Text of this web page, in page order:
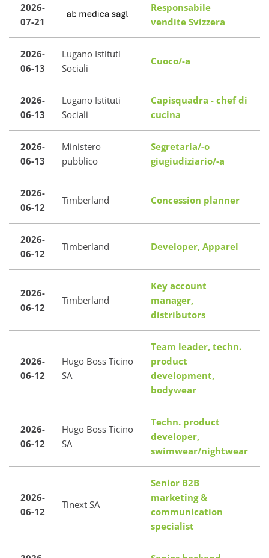
2026-
07-21
Responsabile
vendite Svizzera
2026-
06-13
Lugano Istituti
Sociali
Cuoco/-a
2026-
06-13
Lugano Istituti
Sociali
Capisquadra - chef di
cucina
2026-
06-13
Ministero
pubblico
Segretaria/-o
giugiudiziario/-a
2026-
06-12
Timberland Concession planner
2026-
06-12
Timberland Developer, Apparel
2026-
06-12
Timberland
Key account
manager,
distributors
2026-
06-12
Hugo Boss Ticino
SA
Team leader, techn.
product
development,
bodywear
2026-
06-12
Hugo Boss Ticino
SA
Techn. product
developer,
swimwear/nightwear
2026-
06-12
Tinext SA
Senior B2B
marketing &
communication
specialist